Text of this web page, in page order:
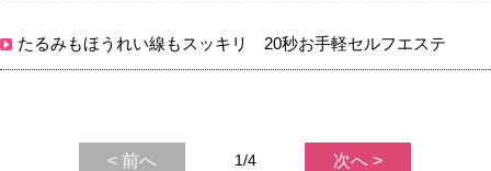
たるみもほうれい線もスッキリ 20秒お手軽セルフエステ
< 前へ 1/4 次へ >